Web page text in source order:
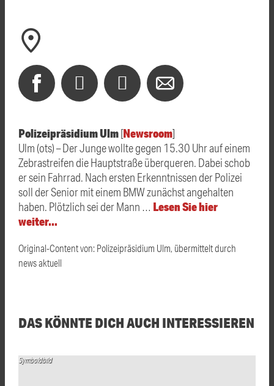
Polizeipräsidium Ulm[Newsroom]
Ulm (ots) – Der Junge wollte gegen 15.30 Uhr auf einem
Zebrastreifen die Hauptstraße überqueren. Dabei schob
er sein Fahrrad. Nach ersten Erkenntnissen der Polizei
soll der Senior mit einem BMW zunächst angehalten
haben. Plötzlich sei der Mann … Lesen Sie hier
weiter…
Original-Content von: Polizeipräsidium Ulm, übermittelt durch
news aktuell
DAS KÖNNTE DICH AUCH INTERESSIEREN
Symboldbild